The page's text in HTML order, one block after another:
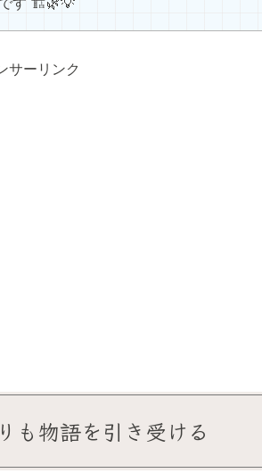
す 🏗🌿💡
サーリンク
も物語を引き受ける